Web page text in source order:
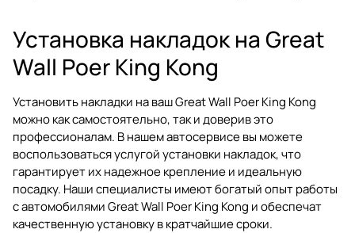
Установка накладок на Great
Wall Poer King Kong
Установить накладки на ваш Great Wall Poer King Kong
можно как самостоятельно, так и доверив это
профессионалам. В нашем автосервисе вы можете
воспользоваться услугой установки накладок, что
гарантирует их надежное крепление и идеальную
посадку. Наши специалисты имеют богатый опыт работы
с автомобилями Great Wall Poer King Kong и обеспечат
качественную установку в кратчайшие сроки.